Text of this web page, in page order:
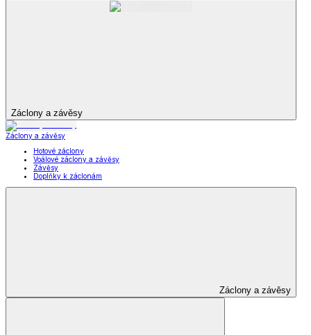
Záclony a závěsy
Záclony a závěsy
Hotové záclony
Voálové záclony a závěsy
Závěsy
Doplňky k záclonám
Záclony a závěsy